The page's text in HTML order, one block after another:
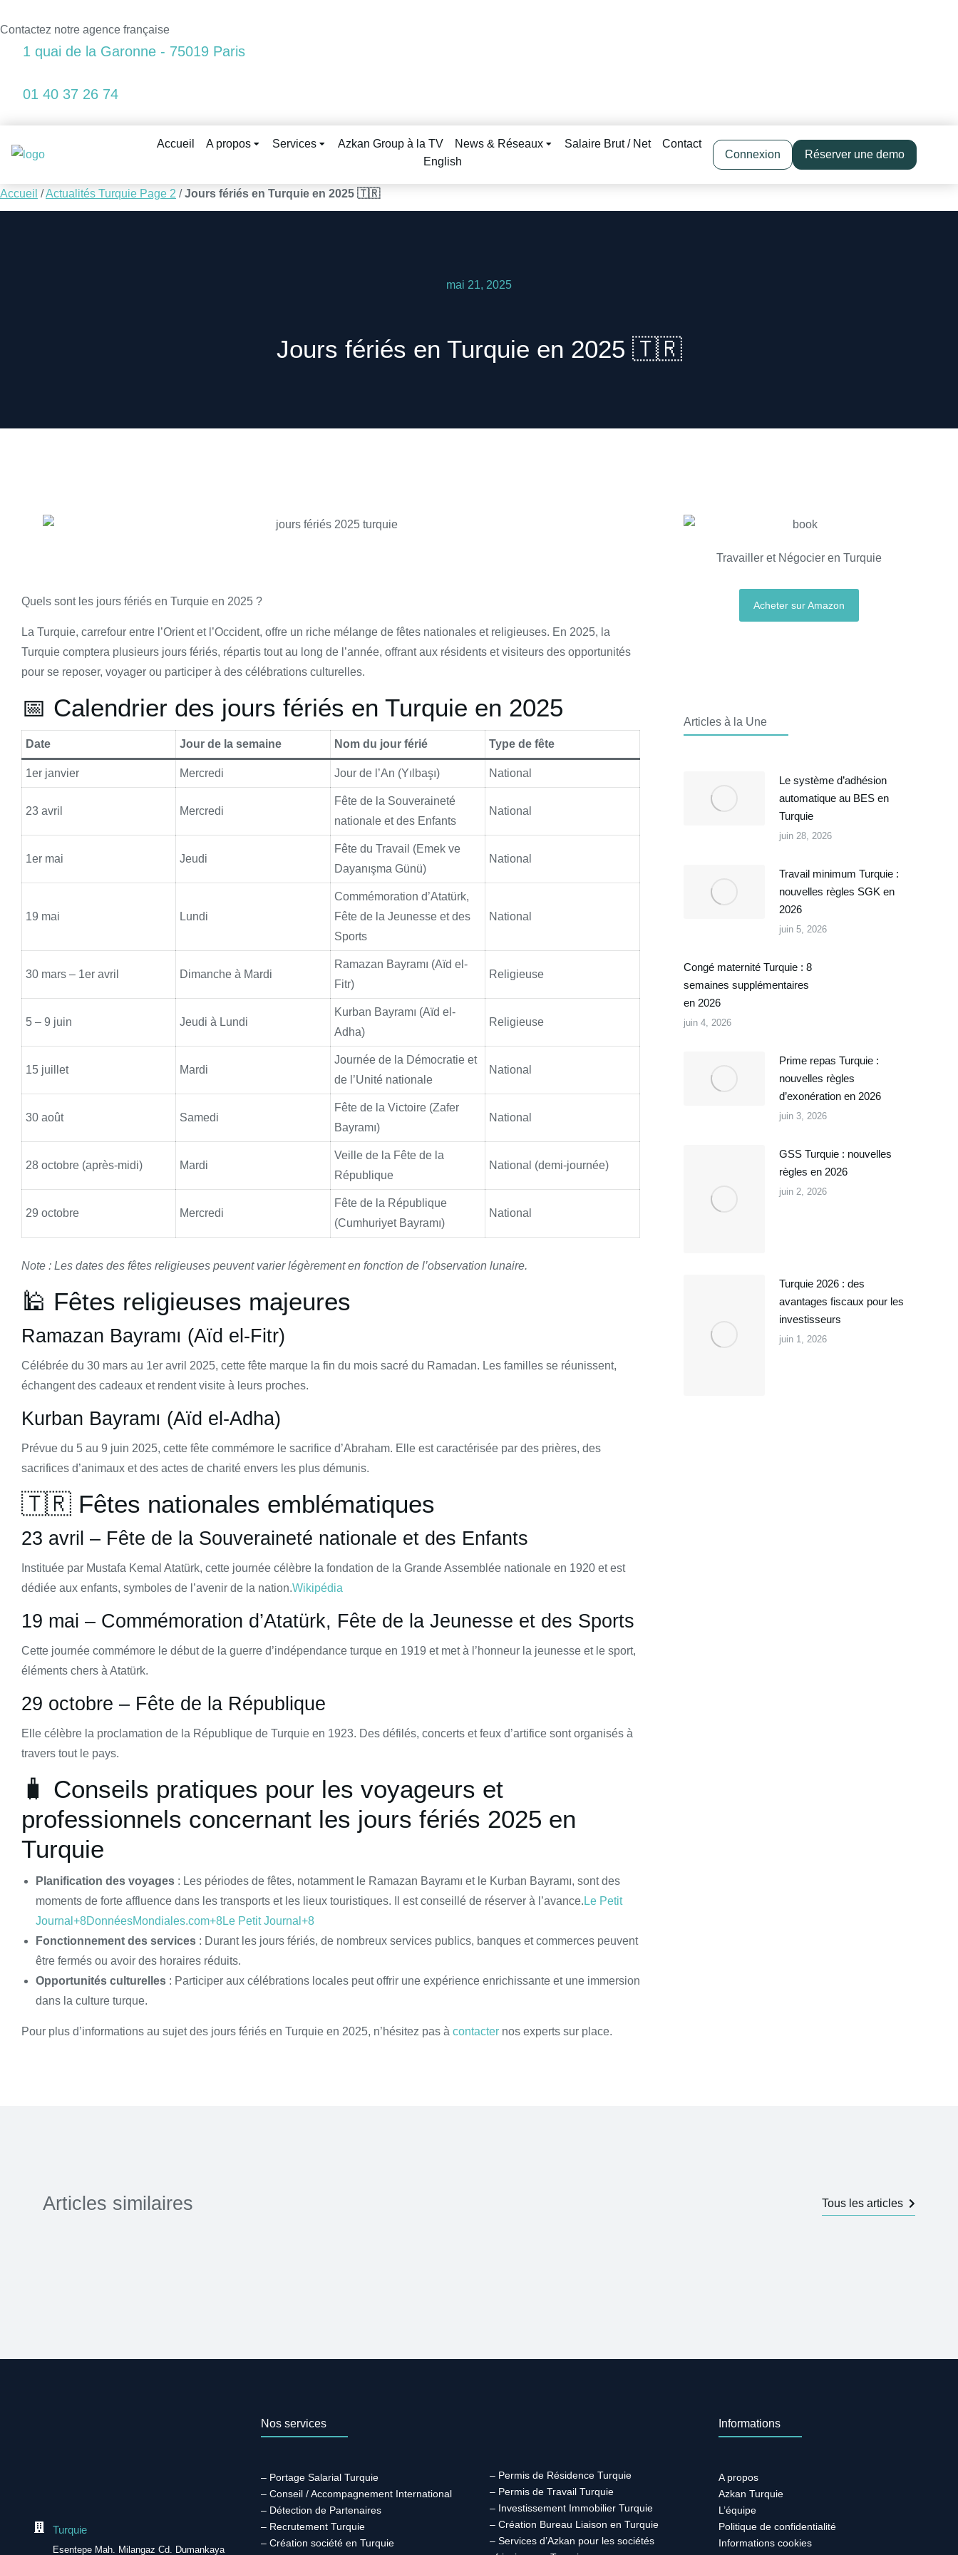
Contactez notre agence française
1 quai de la Garonne - 75019 Paris
01 40 37 26 74
Accueil A propos Services Azkan Group à la TV News & Réseaux Salaire Brut / Net
Contact
English
Connexion Réserver une demo
Accueil /Actualités Turquie Page 2 /Jours fériés en Turquie en 2025 🇹🇷
mai 21, 2025
Jours fériés en Turquie en 2025 🇹🇷
Quels sont les jours fériés en Turquie en 2025 ?
La Turquie, carrefour entre l’Orient et l’Occident, offre un riche mélange de fêtes nationales et religieuses. En 2025, la
Turquie comptera plusieurs jours fériés, répartis tout au long de l’année, offrant aux résidents et visiteurs des opportunités
pour se reposer, voyager ou participer à des célébrations culturelles.
📅 Calendrier des jours fériés en Turquie en 2025
Date Jour de la semaine Nom du jour férié Type de fête
1er janvier Mercredi Jour de l’An (Yılbaşı) National
23 avril Mercredi
Fête de la Souveraineté
nationale et des Enfants
National
1er mai Jeudi
Fête du Travail (Emek ve
Dayanışma Günü)
National
19 mai Lundi
Commémoration d’Atatürk,
Fête de la Jeunesse et des
Sports
National
30 mars – 1er avril Dimanche à Mardi
Ramazan Bayramı (Aïd el-
Fitr)
Religieuse
5 – 9 juin Jeudi à Lundi
Kurban Bayramı (Aïd el-
Adha)
Religieuse
15 juillet Mardi
Journée de la Démocratie et
de l’Unité nationale
National
30 août Samedi
Fête de la Victoire (Zafer
Bayramı)
National
28 octobre (après-midi) Mardi
Veille de la Fête de la
République
National (demi-journée)
29 octobre Mercredi
Fête de la République
(Cumhuriyet Bayramı)
National
Note : Les dates des fêtes religieuses peuvent varier légèrement en fonction de l’observation lunaire.
🕌 Fêtes religieuses majeures
Ramazan Bayramı (Aïd el-Fitr)
Célébrée du 30 mars au 1er avril 2025, cette fête marque la fin du mois sacré du Ramadan. Les familles se réunissent,
échangent des cadeaux et rendent visite à leurs proches.
Kurban Bayramı (Aïd el-Adha)
Prévue du 5 au 9 juin 2025, cette fête commémore le sacrifice d’Abraham. Elle est caractérisée par des prières, des
sacrifices d’animaux et des actes de charité envers les plus démunis.
🇹🇷 Fêtes nationales emblématiques
23 avril – Fête de la Souveraineté nationale et des Enfants
Instituée par Mustafa Kemal Atatürk, cette journée célèbre la fondation de la Grande Assemblée nationale en 1920 et est
dédiée aux enfants, symboles de l’avenir de la nation.Wikipédia
19 mai – Commémoration d’Atatürk, Fête de la Jeunesse et des Sports
Cette journée commémore le début de la guerre d’indépendance turque en 1919 et met à l’honneur la jeunesse et le sport,
éléments chers à Atatürk.
29 octobre – Fête de la République
Elle célèbre la proclamation de la République de Turquie en 1923. Des défilés, concerts et feux d’artifice sont organisés à
travers tout le pays.
🧳 Conseils pratiques pour les voyageurs et
professionnels concernant les jours fériés 2025 en
Turquie
Planification des voyages : Les périodes de fêtes, notamment le Ramazan Bayramı et le Kurban Bayramı, sont des
moments de forte affluence dans les transports et les lieux touristiques. Il est conseillé de réserver à l’avance. Le Petit
Journal+8DonnéesMondiales.com+8Le Petit Journal+8
Fonctionnement des services : Durant les jours fériés, de nombreux services publics, banques et commerces peuvent
être fermés ou avoir des horaires réduits.
Opportunités culturelles : Participer aux célébrations locales peut offrir une expérience enrichissante et une immersion
dans la culture turque.
Pour plus d’informations au sujet des jours fériés en Turquie en 2025, n’hésitez pas à contacter nos experts sur place.
Travailler et Négocier en Turquie
Acheter sur Amazon
Articles à la Une
Le système d’adhésion
automatique au BES en
Turquie
juin 28, 2026
Travail minimum Turquie :
nouvelles règles SGK en
2026
juin 5, 2026
Congé maternité Turquie : 8
semaines supplémentaires
en 2026
juin 4, 2026
Prime repas Turquie :
nouvelles règles
d’exonération en 2026
juin 3, 2026
GSS Turquie : nouvelles
règles en 2026
juin 2, 2026
Turquie 2026 : des
avantages fiscaux pour les
investisseurs
juin 1, 2026
Articles similaires Tous les articles
Turquie
Esentepe Mah. Milangaz Cd. Dumankaya
Nos services
– Portage Salarial Turquie
– Conseil / Accompagnement International
– Détection de Partenaires
– Recrutement Turquie
– Création société en Turquie
– Permis de Résidence Turquie
– Permis de Travail Turquie
– Investissement Immobilier Turquie
– Création Bureau Liaison en Turquie
– Services d’Azkan pour les sociétés
Informations
A propos
Azkan Turquie
L’équipe
Politique de confidentialité
Informations cookies